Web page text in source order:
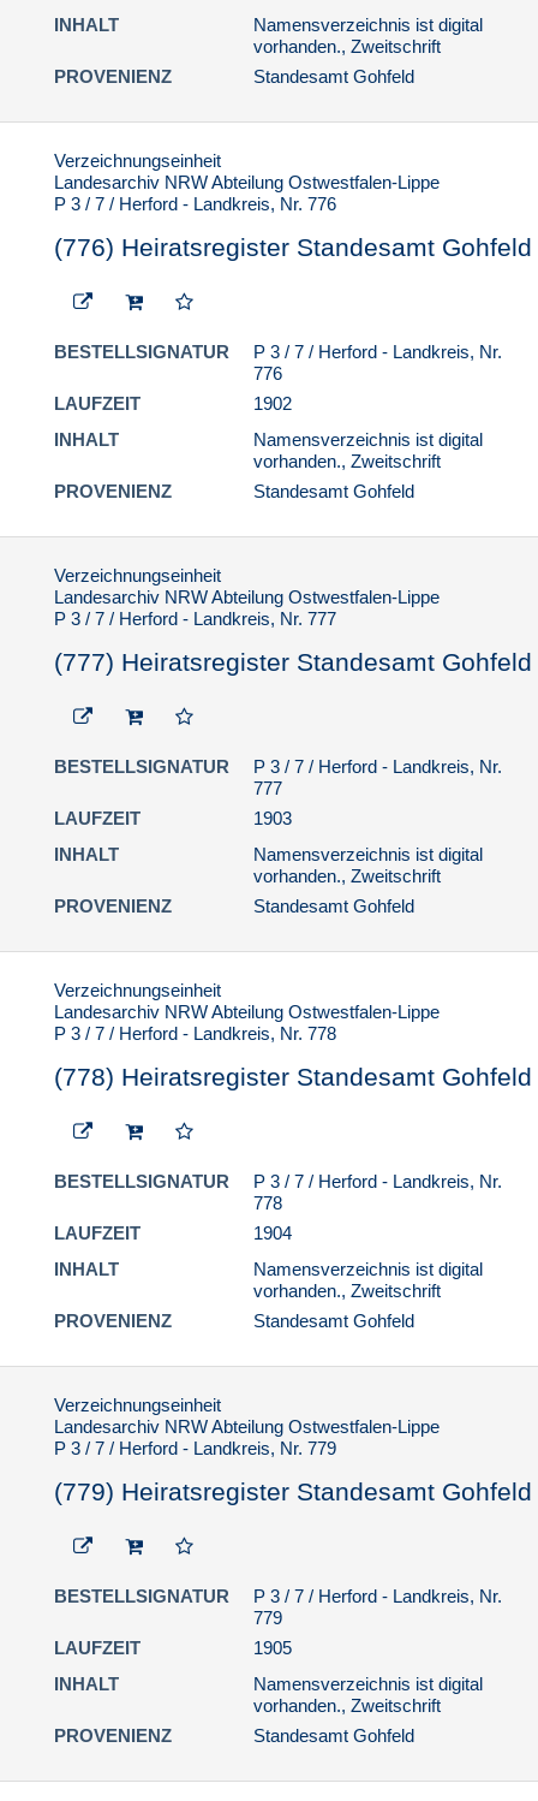
INHALT
Namensverzeichnis ist digital
vorhanden., Zweitschrift
PROVENIENZ
Standesamt Gohfeld
Verzeichnungseinheit
Landesarchiv NRW Abteilung Ostwestfalen-Lippe
P 3 / 7 / Herford - Landkreis, Nr. 776
(776) Heiratsregister Standesamt Gohfeld
BESTELLSIGNATUR
P 3 / 7 / Herford - Landkreis, Nr.
776
LAUFZEIT
1902
INHALT
Namensverzeichnis ist digital
vorhanden., Zweitschrift
PROVENIENZ
Standesamt Gohfeld
Verzeichnungseinheit
Landesarchiv NRW Abteilung Ostwestfalen-Lippe
P 3 / 7 / Herford - Landkreis, Nr. 777
(777) Heiratsregister Standesamt Gohfeld
BESTELLSIGNATUR
P 3 / 7 / Herford - Landkreis, Nr.
777
LAUFZEIT
1903
INHALT
Namensverzeichnis ist digital
vorhanden., Zweitschrift
PROVENIENZ
Standesamt Gohfeld
Verzeichnungseinheit
Landesarchiv NRW Abteilung Ostwestfalen-Lippe
P 3 / 7 / Herford - Landkreis, Nr. 778
(778) Heiratsregister Standesamt Gohfeld
BESTELLSIGNATUR
P 3 / 7 / Herford - Landkreis, Nr.
778
LAUFZEIT
1904
INHALT
Namensverzeichnis ist digital
vorhanden., Zweitschrift
PROVENIENZ
Standesamt Gohfeld
Verzeichnungseinheit
Landesarchiv NRW Abteilung Ostwestfalen-Lippe
P 3 / 7 / Herford - Landkreis, Nr. 779
(779) Heiratsregister Standesamt Gohfeld
BESTELLSIGNATUR
P 3 / 7 / Herford - Landkreis, Nr.
779
LAUFZEIT
1905
INHALT
Namensverzeichnis ist digital
vorhanden., Zweitschrift
PROVENIENZ
Standesamt Gohfeld